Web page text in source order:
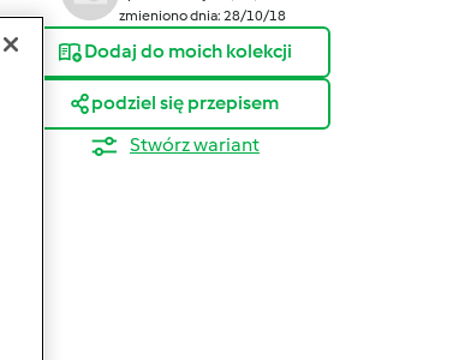
zmieniono dnia: 28/10/18
Dodaj do moich kolekcji
podziel się przepisem
Stwórz wariant